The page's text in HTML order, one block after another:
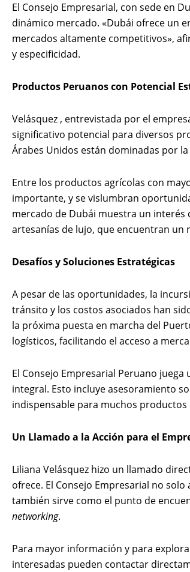
El Consejo Empresarial, con sede en
dinámico mercado. «Dubái ofrece un
mercados altamente competitivos»,
y especificidad.
Productos Peruanos con Potencial
Velásquez , entrevistada por el
significativo potencial para diversos
Árabes Unidos están dominadas por
Entre los productos agrícolas con
importante, y se vislumbran
mercado de Dubái muestra un
artesanías de lujo, que encuentran
Desafíos y Soluciones Estratégicas
A pesar de las oportunidades, la
tránsito y los costos asociados han
la próxima puesta en marcha del
logísticos, facilitando el acceso a
El Consejo Empresarial Peruano
integral. Esto incluye asesoramiento
indispensable para muchos
Un Llamado a la Acción para el
Liliana Velásquez hizo un llamado
ofrece. El Consejo Empresarial no
también sirve como el punto de
networking.
Para mayor información y para
interesadas pueden contactar